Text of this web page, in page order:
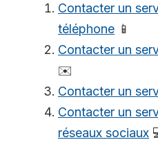
Contacter un
téléphone 📱
Contacter un
✉️
Contacter un
Contacter un
réseaux sociaux